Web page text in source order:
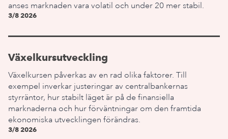
anses marknaden vara volatil och under 20 mer stabil.
3/8 2026
Växelkursutveckling
Växelkursen påverkas av en rad olika faktorer. Till
exempel inverkar justeringar av centralbankernas
styrräntor, hur stabilt läget är på de finansiella
marknaderna och hur förväntningar om den framtida
ekonomiska utvecklingen förändras.
3/8 2026